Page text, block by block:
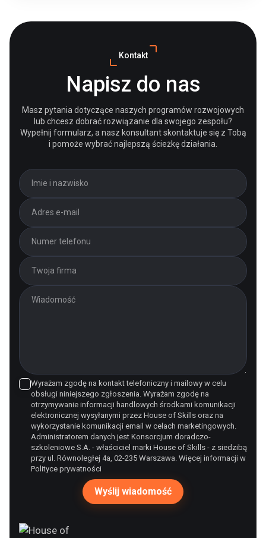
Kontakt
Napisz do nas
Masz pytania dotyczące naszych programów rozwojowych
lub chcesz dobrać rozwiązanie dla swojego zespołu?
Wypełnij formularz, a nasz konsultant skontaktuje się z Tobą
i pomoże wybrać najlepszą ścieżkę działania.
Wyrażam zgodę na kontakt telefoniczny i mailowy w celu
obsługi niniejszego zgłoszenia. Wyrażam zgodę na
otrzymywanie informacji handlowych środkami komunikacji
elektronicznej wysyłanymi przez House of Skills oraz na
wykorzystanie komunikacji email w celach marketingowych.
Administratorem danych jest Konsorcjum doradczo-
szkoleniowe S.A. - właściciel marki House of Skills - z siedzibą
przy ul. Równoległej 4a, 02-235 Warszawa. Więcej informacji w
Polityce prywatności